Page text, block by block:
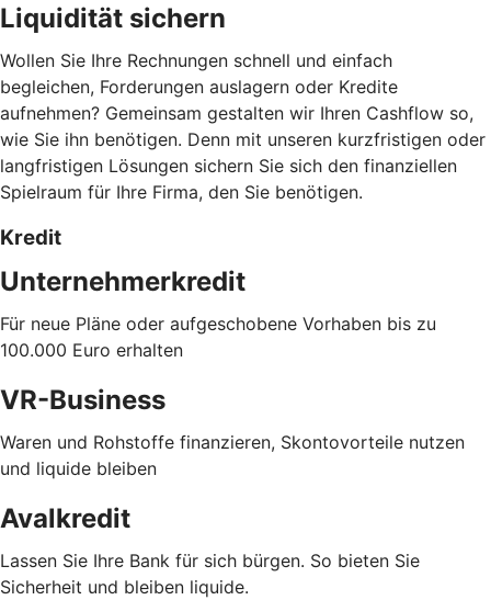
Liquidität sichern
Wollen Sie Ihre Rechnungen schnell und einfach
begleichen, Forderungen auslagern oder Kredite
aufnehmen? Gemeinsam gestalten wir Ihren Cashflow so,
wie Sie ihn benötigen. Denn mit unseren kurzfristigen oder
langfristigen Lösungen sichern Sie sich den finanziellen
Spielraum für Ihre Firma, den Sie benötigen.
Kredit
Unternehmerkredit
Für neue Pläne oder aufgeschobene Vorhaben bis zu
100.000 Euro erhalten
VR-Business
Waren und Rohstoffe finanzieren, Skontovorteile nutzen
und liquide bleiben
Avalkredit
Lassen Sie Ihre Bank für sich bürgen. So bieten Sie
Sicherheit und bleiben liquide.